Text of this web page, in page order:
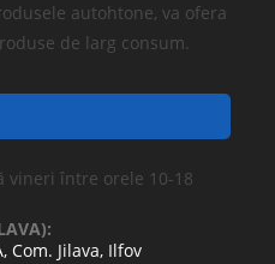
autohtone, va ofera
de larg consum.
vineri între orele 10-18
Com. Jilava, Ilfov